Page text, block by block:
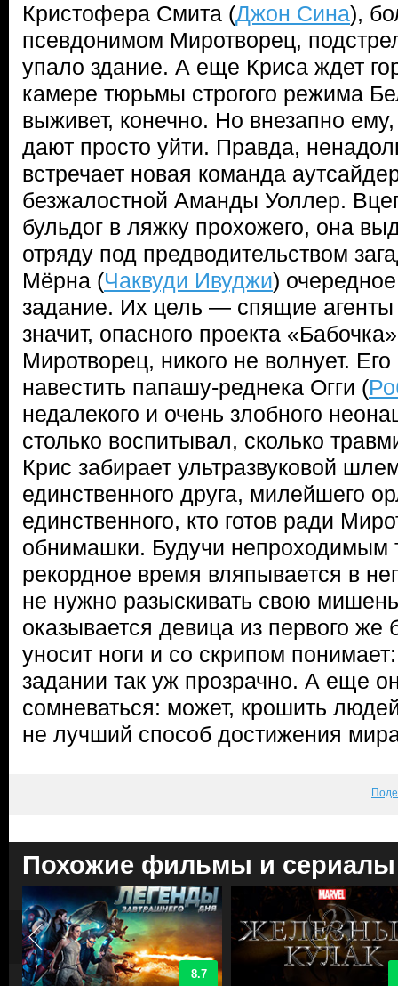
Кристофера Смита (Джон Сина),
псевдонимом Миротворец,
упало здание. А еще Криса ждет
камере тюрьмы строгого режима
выживет, конечно. Но внезапно
дают просто уйти. Правда,
встречает новая команда
безжалостной Аманды Уоллер.
бульдог в ляжку прохожего, она
отряду под предводительством
Мёрна (Чаквуди Ивуджи)
задание. Их цель — спящие агенты
значит, опасного проекта
Миротворец, никого не волнует. Его
навестить папашу-реднека Огги (
недалекого и очень злобного
столько воспитывал, сколько
Крис забирает ультразвуковой
единственного друга, милейшего
единственного, кто готов ради
обнимашки. Будучи непроходимым
рекордное время вляпывается в
не нужно разыскивать свою
оказывается девица из первого
уносит ноги и со скрипом
задании так уж прозрачно. А еще
сомневаться: может, крошить
не лучший способ достижения
Похожие фильмы и сериалы
8.7